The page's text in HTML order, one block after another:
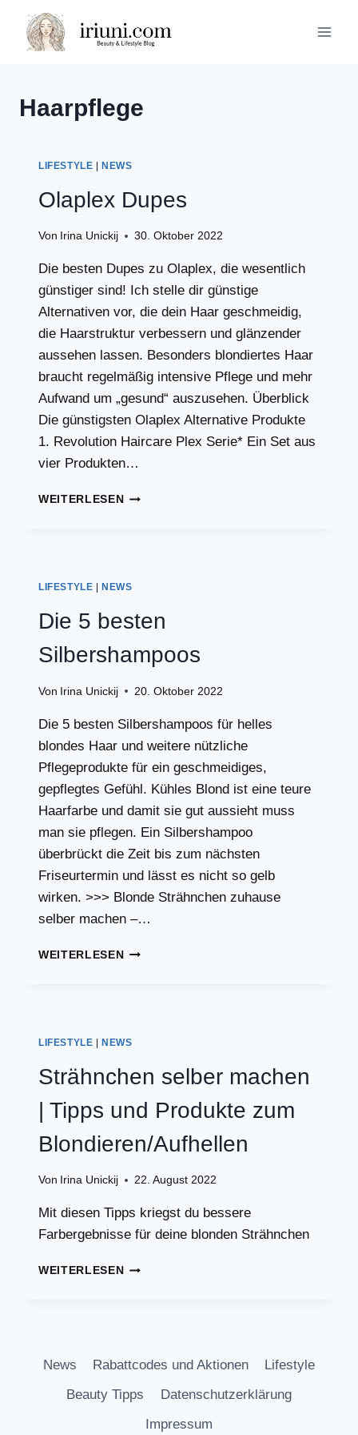
Inhalt
springen
Haarpflege
LIFESTYLE NEWS
Olaplex Dupes
Von Irina Unickij 30. Oktober 2022
Die besten Dupes zu Olaplex, die wesentlich
günstiger sind! Ich stelle dir günstige
Alternativen vor, die dein Haar geschmeidig,
die Haarstruktur verbessern und glänzender
aussehen lassen. Besonders blondiertes Haar
braucht regelmäßig intensive Pflege und mehr
Aufwand um „gesund“ auszusehen. Überblick
Die günstigsten Olaplex Alternative Produkte
1. Revolution Haircare Plex Serie* Ein Set aus
vier Produkten…
WEITERLESENOLAPLEX
LIFESTYLE NEWS
Die 5 besten
Silbershampoos
Von Irina Unickij 20. Oktober 2022
Die 5 besten Silbershampoos für helles
blondes Haar und weitere nützliche
Pflegeprodukte für ein geschmeidiges,
gepflegtes Gefühl. Kühles Blond ist eine teure
Haarfarbe und damit sie gut aussieht muss
man sie pflegen. Ein Silbershampoo
überbrückt die Zeit bis zum nächsten
Friseurtermin und lässt es nicht so gelb
wirken. >>> Blonde Strähnchen zuhause
selber machen –…
WEITERLESENDIE
LIFESTYLE NEWS
Strähnchen selber machen
| Tipps und Produkte zum
Blondieren/Aufhellen
Von Irina Unickij 22. August 2022
Mit diesen Tipps kriegst du bessere
Farbergebnisse für deine blonden Strähnchen
WEITERLESENSTRÄHNCHEN
PRODUKTE
BLONDIEREN/AUFHELLEN
News Rabattcodes und Aktionen
Lifestyle
Beauty Tipps
Datenschutzerklärung
Impressum